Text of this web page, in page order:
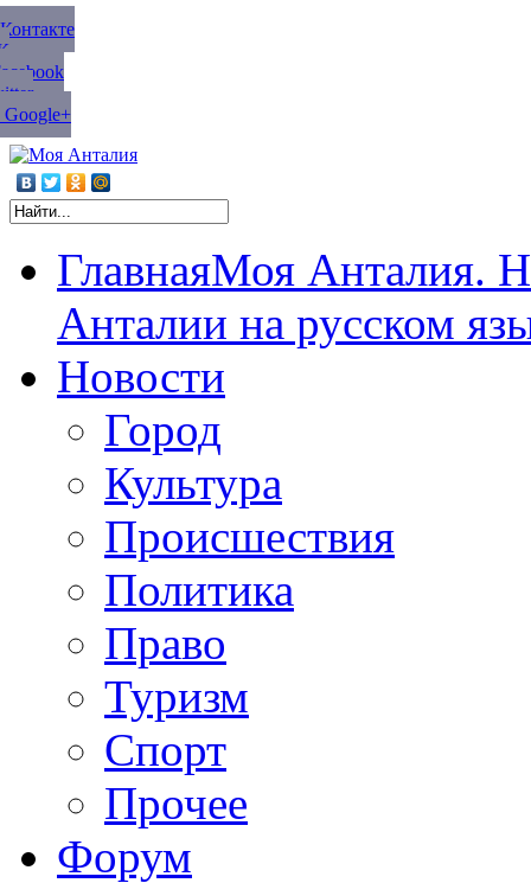
ГлавнаяМоя Анталия.
Анталии на русском
Новости
Город
Культура
Происшествия
Политика
Право
Туризм
Спорт
Прочее
Форум